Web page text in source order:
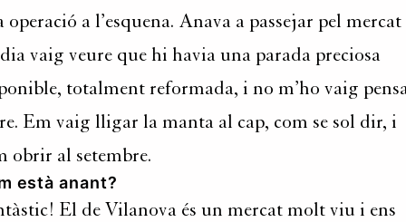
operació a l’esquena. Anava a passejar pel
vaig veure que hi havia una parada preciosa
totalment reformada, i no m’ho vaig
Em vaig lligar la manta al cap, com se sol dir, i
obrir al setembre.
està anant?
El de Vilanova és un mercat molt viu i ens